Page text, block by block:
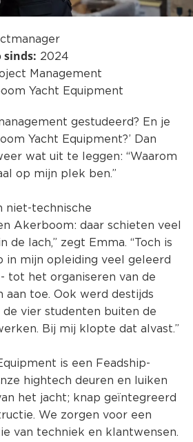
sinds: 2024
Management
Yacht Equipment
gestudeerd? En je
Yacht Equipment?’ Dan
wat uit te leggen: “Waarom
op mijn plek ben.”
niet-technische
Akerboom: daar schieten veel
de lach,” zegt Emma. “Toch is
in mijn opleiding veel geleerd
tot het organiseren van de
aan toe. Ook werd destijds
vier studenten buiten de
Bij mij klopte dat alvast.”
is een Feadship-
hightech deuren en luiken
het jacht; knap geïntegreerd
We zorgen voor een
van techniek en klantwensen.